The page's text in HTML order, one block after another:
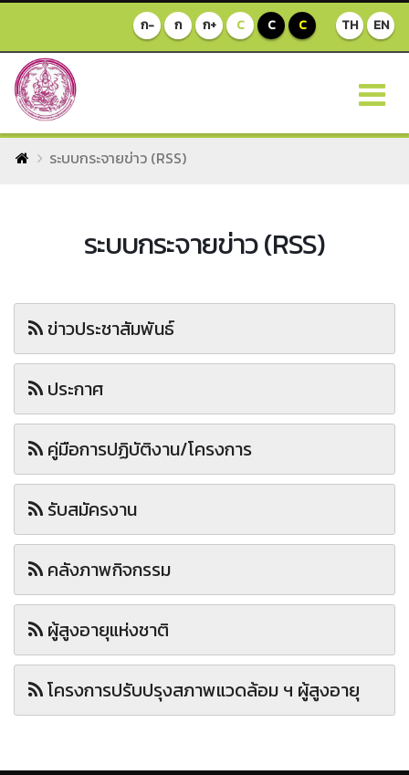
TH EN
ก- ก ก+ C C C
ระบบกระจายข่าว (RSS)
ระบบกระจายข่าว (RSS)
ข่าวประชาสัมพันธ์
ประกาศ
คู่มือการปฏิบัติงาน/โครงการ
รับสมัครงาน
คลังภาพกิจกรรม
ผู้สูงอายุแห่งชาติ
โครงการปรับปรุงสภาพแวดล้อม ฯ ผู้สูงอายุ